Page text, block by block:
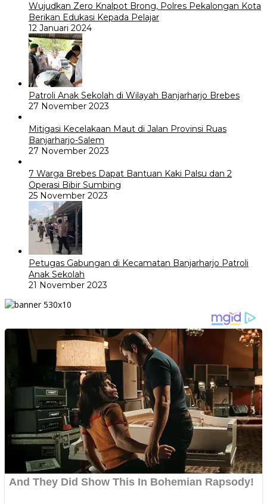
Wujudkan Zero Knalpot Brong, Polres Pekalongan Kota
Berikan Edukasi Kepada Pelajar
12 Januari 2024
Patroli Anak Sekolah di Wilayah Banjarharjo Brebes
27 November 2023
Mitigasi Kecelakaan Maut di Jalan Provinsi Ruas
Banjarharjo-Salem
27 November 2023
7 Warga Brebes Dapat Bantuan Kaki Palsu dan 2
Operasi Bibir Sumbing
25 November 2023
Petugas Gabungan di Kecamatan Banjarharjo Patroli
Anak Sekolah
21 November 2023